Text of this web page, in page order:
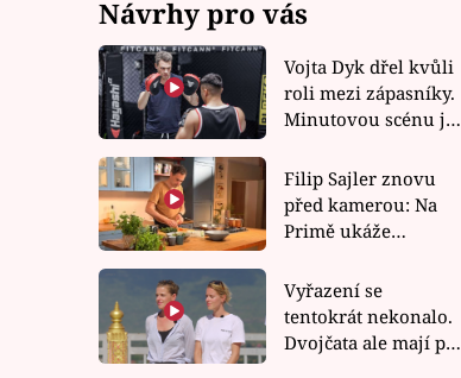
Návrhy pro vás
Vojta Dyk dřel kvůli
roli mezi zápasníky.
Minutovou scénu jel
Filip Sajler znovu
před kamerou: Na
Primě ukáže
rychlé recepty
Vyřazení se
tentokrát nekonalo.
Dvojčata ale mají po